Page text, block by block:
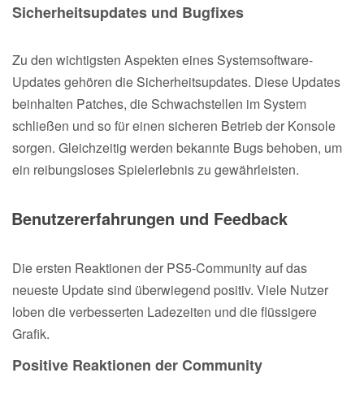
Sicherheitsupdates und Bugfixes
Zu den wichtigsten Aspekten eines Systemsoftware-
Updates gehören die Sicherheitsupdates. Diese Updates
beinhalten Patches, die Schwachstellen im System
schließen und so für einen sicheren Betrieb der Konsole
sorgen. Gleichzeitig werden bekannte Bugs behoben, um
ein reibungsloses Spielerlebnis zu gewährleisten.
Benutzererfahrungen und Feedback
Die ersten Reaktionen der PS5-Community auf das
neueste Update sind überwiegend positiv. Viele Nutzer
loben die verbesserten Ladezeiten und die flüssigere
Grafik.
Positive Reaktionen der Community